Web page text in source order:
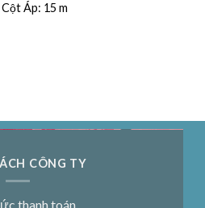
Cột Áp: 15 m
CÔNG TY
thanh toán